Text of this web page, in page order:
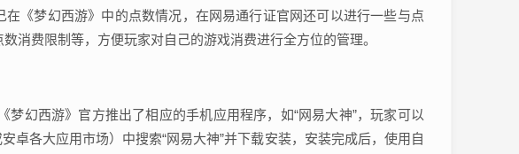
《梦幻西游》中的点数情况，在网易通行证官网还可以进行一些与点
消费限制等，方便玩家对自己的游戏消费进行全方位的管理。
梦幻西游》官方推出了相应的手机应用程序，如“网易大神”，玩家可以
卓各大应用市场）中搜索“网易大神”并下载安装，安装完成后，使用自